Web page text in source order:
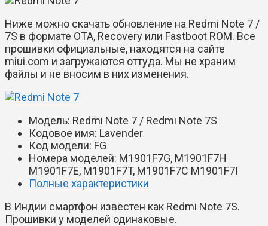
Ниже можно скачать обновление на Redmi Note 7 /
7S в формате OTA, Recovery или Fastboot ROM. Все
прошивки официальные, находятся на сайте
miui.com и загружаются оттуда. Мы не храним
файлы и не вносим в них изменения.
Модель: Redmi Note 7 / Redmi Note 7S
Кодовое имя: Lavender
Код модели: FG
Номера моделей: M1901F7G, M1901F7H
M1901F7E, M1901F7T, M1901F7C M1901F7I
Полные характеристики
В Индии смартфон известен как Redmi Note 7S.
Прошивки у моделей одинаковые.